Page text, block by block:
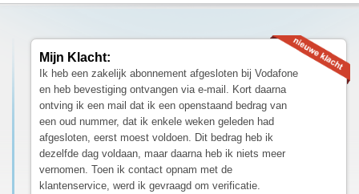
Mijn Klacht:
Ik heb een zakelijk abonnement afgesloten bij Vodafone
en heb bevestiging ontvangen via e-mail. Kort daarna
ontving ik een mail dat ik een openstaand bedrag van
een oud nummer, dat ik enkele weken geleden had
afgesloten, eerst moest voldoen. Dit bedrag heb ik
dezelfde dag voldaan, maar daarna heb ik niets meer
vernomen. Toen ik contact opnam met de
klantenservice, werd ik gevraagd om verificatie.